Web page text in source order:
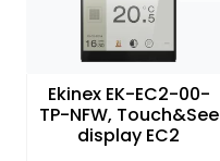
Ekinex EK-EC2-00-
TP-NFW, Touch&See
display EC2